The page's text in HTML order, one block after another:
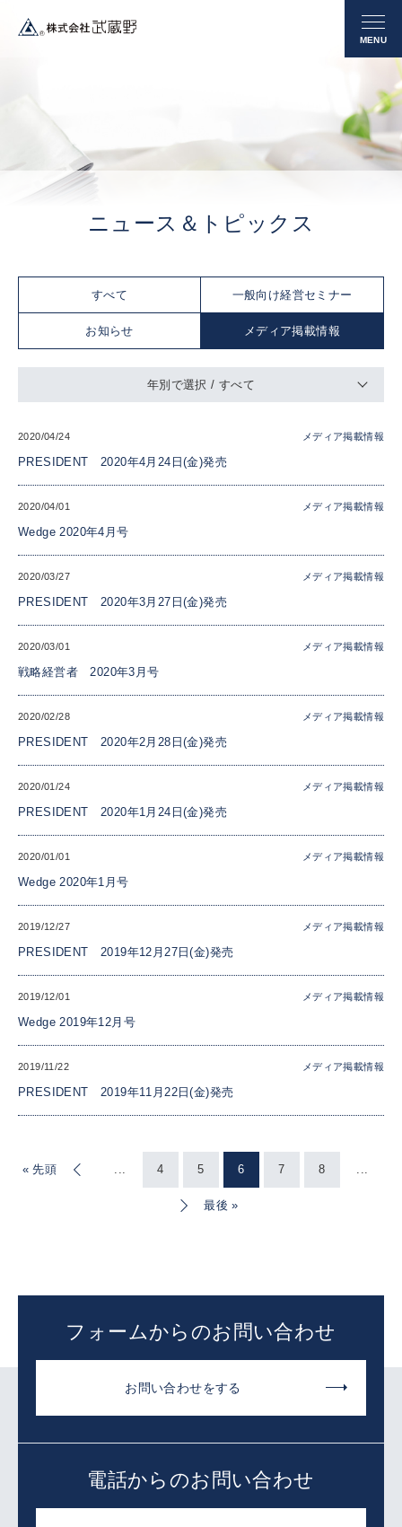
ニュース＆トピックス
すべて 一般向け経営セミナー
お知らせ メディア掲載情報
年別で選択 / すべて
2020/04/24 メディア掲載情報
PRESIDENT 2020年4月24日(金)発売
2020/04/01 メディア掲載情報
Wedge 2020年4月号
2020/03/27 メディア掲載情報
PRESIDENT 2020年3月27日(金)発売
2020/03/01 メディア掲載情報
戦略経営者 2020年3月号
2020/02/28 メディア掲載情報
PRESIDENT 2020年2月28日(金)発売
2020/01/24 メディア掲載情報
PRESIDENT 2020年1月24日(金)発売
2020/01/01 メディア掲載情報
Wedge 2020年1月号
2019/12/27 メディア掲載情報
PRESIDENT 2019年12月27日(金)発売
2019/12/01 メディア掲載情報
Wedge 2019年12月号
2019/11/22 メディア掲載情報
PRESIDENT 2019年11月22日(金)発売
« 先頭 ... 4 5 6 7 8 ...
»最後 »
フォームからのお問い合わせ
お問い合わせをする
電話からのお問い合わせ